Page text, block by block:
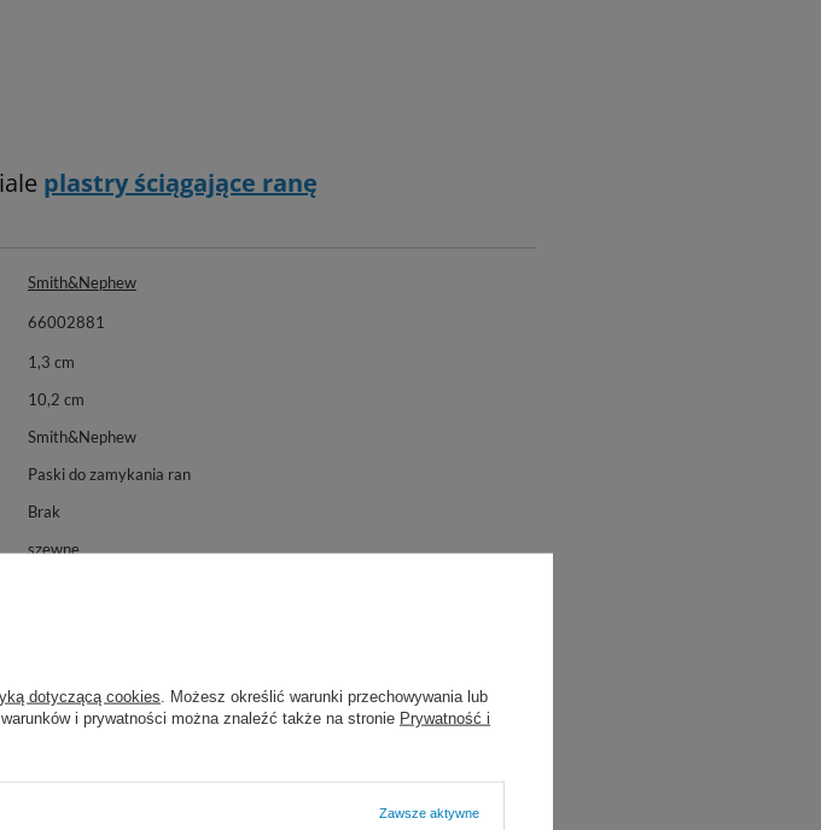
plastry ściągające ranę
Smith&Nephew
66002881
1,3 cm
10,2 cm
Smith&Nephew
Paski do zamykania ran
Brak
szewne
dotyczącą cookies . Możesz określić warunki przechowywania lub
i prywatności można znaleźć także na stronie Prywatność i
Zawsze aktywne